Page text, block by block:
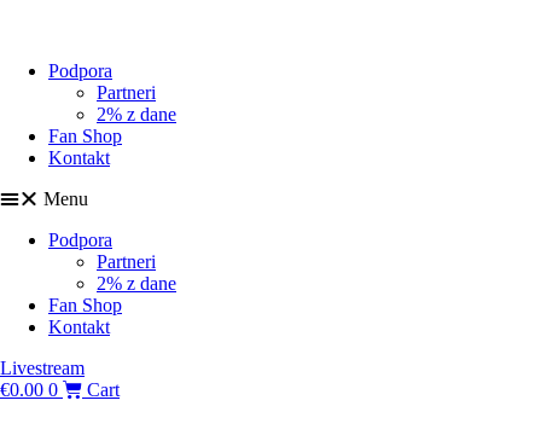
Podpora
Partneri
2% z dane
Fan Shop
Kontakt
Menu
Podpora
Partneri
2% z dane
Fan Shop
Kontakt
Livestream
€0.00 0 Cart